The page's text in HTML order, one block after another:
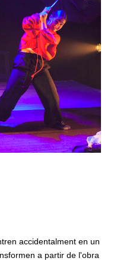
accidentalment en un
a partir de l'obra